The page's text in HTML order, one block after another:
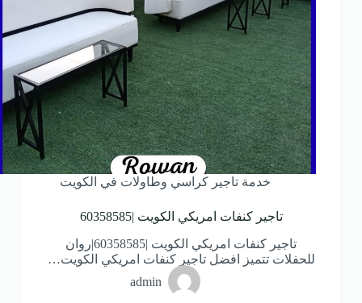
خدمة تاجير كراسي وطاولات في الكويت
تاجير كنفات امريكي الكويت |60358585
تاجير كنفات امريكي الكويت |60358585|روان
للحفلات تتميز افضل تاجير كنفات امريكي الكويت…
admin